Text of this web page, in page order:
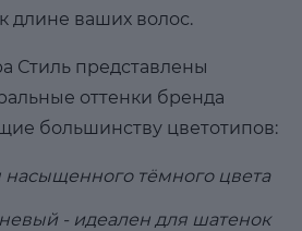
длине ваших волос.
Стиль представлены
оттенки бренда
большинству цветотипов:
тёмного цвета
- идеален для шатенок